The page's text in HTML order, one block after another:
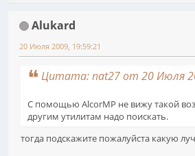
Alukard
20 Июля 2009, 19:59:21
Цитата: nat27 от 20 Июля
С помощью AlcorMP не вижу такой
другим утилитам надо поискать.
тогда подскажите пожалуйста какую